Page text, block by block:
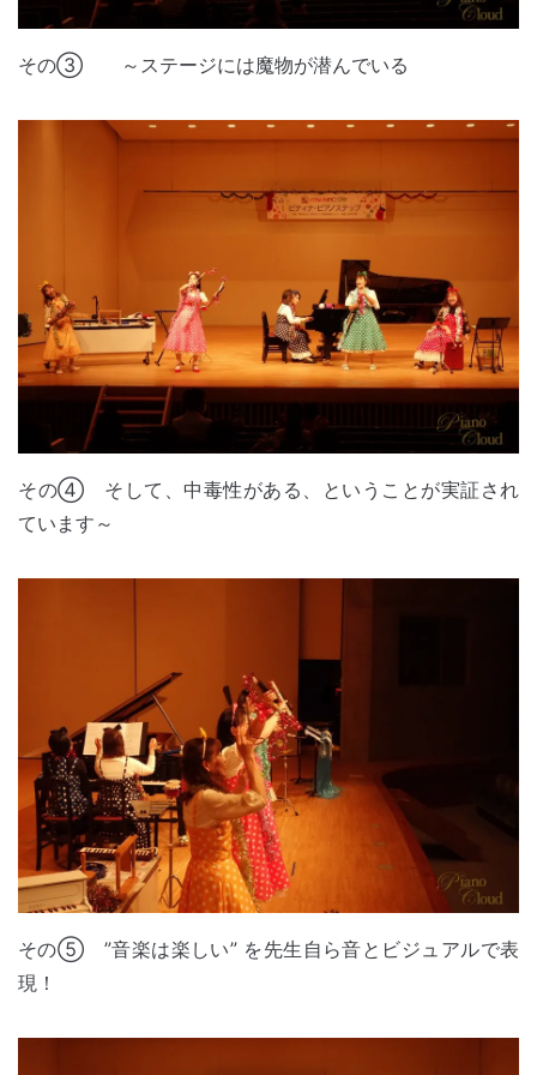
その③ ～ステージには魔物が潜んでいる
その④ そして、中毒性がある、ということが実証され
ています～
その⑤ ”音楽は楽しい” を先生自ら音とビジュアルで表
現！